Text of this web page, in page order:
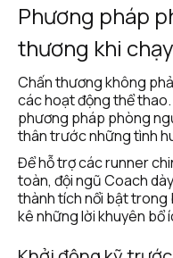
Phương pháp
thương khi
Chấn thương không
các hoạt động thể thao.
phương pháp phòng
thân trước những tình
Để hỗ trợ các runner
toàn, đội ngũ Coach
thành tích nổi bật trong
kê những lời khuyên bổ